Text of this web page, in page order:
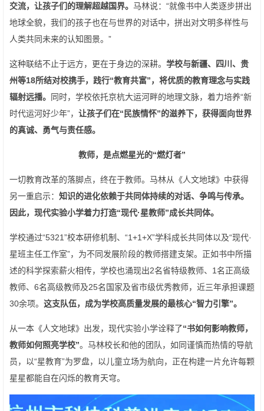
交流，让孩子们的理解超越国界。 马林说：“就像书中人类逐步拼出
地球全貌，我们的孩子也在与世界的对话中，拼出对文明多样性与
人类共同未来的认知图景。”
这种联结不止于远方，更在于身边的深耕。 学校与新疆、四川、贵
州等18所结对校携手，践行“教育共富”，将优质的教育理念与实践
辐射远播。
同时，学校依托京杭大运河畔的地理文脉，着力培养“新
时代运河好少年”， 让孩子们在“民族情怀”的滋养下，获得面向世界
的真诚、勇气与责任感。
教师，是点燃星光的“燃灯者”
一切教育改革的落脚点，终在于教师。马林从《人文地球》中获得
另一重启示： 知识的进化依赖于共同体持续的对话、争鸣与传承。
因此，现代实验小学着力打造“现代·星教师”成长共同体。
学校通过“5321”校本研修机制、“1+1+X”学科成长共同体以及“现代·
星班主任工作室”，为不同发展阶段的教师搭建支架。正如书中所描
述的科学探索薪火相传，学校也涌现出2名省特级教师、1名正高级
教师、6名高级教师及25名国家及省市级优秀教师，近三年承担课题
30余项。 这支队伍，成为学校高质量发展的最核心“智力引擎”。
从一本《人文地球》出发，现代实验小学诠释了“书如何影响教师，
教师如何照亮学校”。马林校长和他的团队，如同谨慎而热情的导航
员，以“星教育”为罗盘，以儿童立场为航向，正在构建一片允许每颗
星星都能自在闪烁的教育天穹。